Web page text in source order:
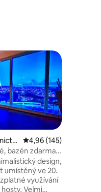
u hostů
Průměrné hodnocení
4,96 (145)
bazén zdarma,
design,
umístěný ve 20.
Velmi